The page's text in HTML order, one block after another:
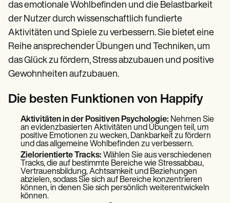
das emotionale Wohlbefinden und die Belastbarkeit
der Nutzer durch wissenschaftlich fundierte
Aktivitäten und Spiele zu verbessern. Sie bietet eine
Reihe ansprechender Übungen und Techniken, um
das Glück zu fördern, Stress abzubauen und positive
Gewohnheiten aufzubauen.
Die besten Funktionen von Happify
Aktivitäten in der Positiven Psychologie: Nehmen Sie
an evidenzbasierten Aktivitäten und Übungen teil, um
positive Emotionen zu wecken, Dankbarkeit zu fördern
und das allgemeine Wohlbefinden zu verbessern.
Zielorientierte Tracks: Wählen Sie aus verschiedenen
Tracks, die auf bestimmte Bereiche wie Stressabbau,
Vertrauensbildung, Achtsamkeit und Beziehungen
abzielen, sodass Sie sich auf Bereiche konzentrieren
können, in denen Sie sich persönlich weiterentwickeln
können.